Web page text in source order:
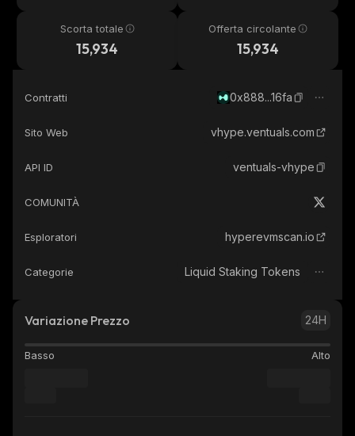
Scorta totale
15,934
Offerta circolante
15,934
Contratti 0x888...16fa
Sito Web vhype.ventuals.com
API ID ventuals-vhype
COMUNITÀ
Esploratori hyperevmscan.io
Categorie Liquid Staking Tokens
Variazione Prezzo 24H
Basso Alto